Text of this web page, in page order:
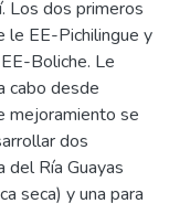
Los dos primeros
le EE-Pichilingue y
Boliche. Le
cabo desde
mejoramiento se
dos
del Ría Guayas
seca) y una para